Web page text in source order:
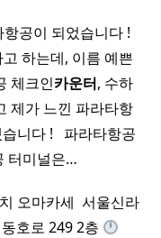
공이 되었습니다 !
고 하는데, 이름 예쁜
체크인카운터, 수하
제가 느낀 파라타항
니다 ! ​ ​ 파라타항공
터미널은…
오마카세 ​ 서울신라
호로 249 2층